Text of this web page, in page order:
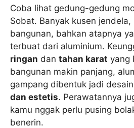
Coba lihat gedung-gedung
Sobat. Banyak kusen
bangunan, bahkan atapnya
terbuat dari aluminium.
ringan dan tahan karat yang
bangunan makin panjang,
gampang dibentuk jadi
dan estetis. Perawatannya
kamu nggak perlu pusing
benerin.